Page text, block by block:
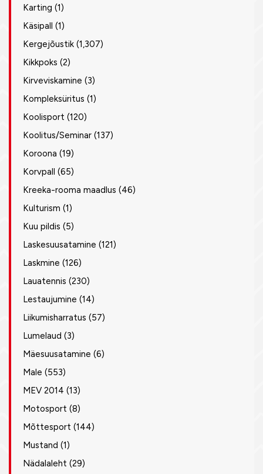
Karting (1)
Käsipall (1)
Kergejõustik (1,307)
Kikkpoks (2)
Kirveviskamine (3)
Kompleksüritus (1)
Koolisport (120)
Koolitus/Seminar (137)
Koroona (19)
Korvpall (65)
Kreeka-rooma maadlus (46)
Kulturism (1)
Kuu pildis (5)
Laskesuusatamine (121)
Laskmine (126)
Lauatennis (230)
Lestaujumine (14)
Liikumisharratus (57)
Lumelaud (3)
Mäesuusatamine (6)
Male (553)
MEV 2014 (13)
Motosport (8)
Mõttesport (144)
Mustand (1)
Nädalaleht (29)